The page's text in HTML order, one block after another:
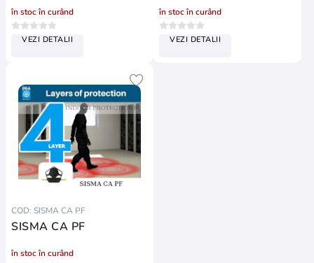
în stoc în curând
VEZI DETALII
în stoc în curând
VEZI DETALII
COD: SISMA CA PF
SISMA CA PF
în stoc în curând